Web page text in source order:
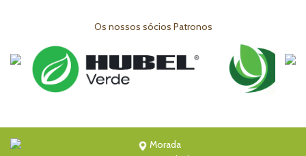
Os nossos sócios Patronos
Morada